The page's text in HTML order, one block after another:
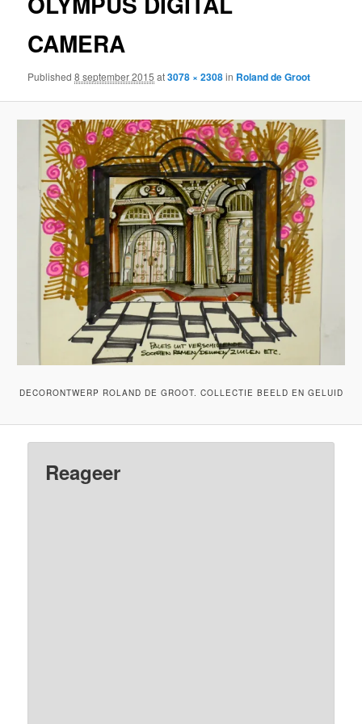
CAMERA
Published8 september 2015 at3078 × 2308in Roland de Groot
DECORONTWERP ROLAND DE GROOT. COLLECTIE BEELD EN GELUID
Reageer